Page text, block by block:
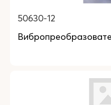
50630-12